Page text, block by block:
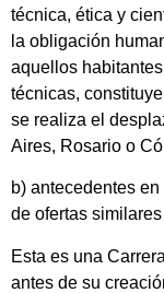
técnica, ética y
la obligación
aquellos
técnicas,
se realiza el
Aires, Rosario o
b) antecedentes
de ofertas similares
Esta es una
antes de su